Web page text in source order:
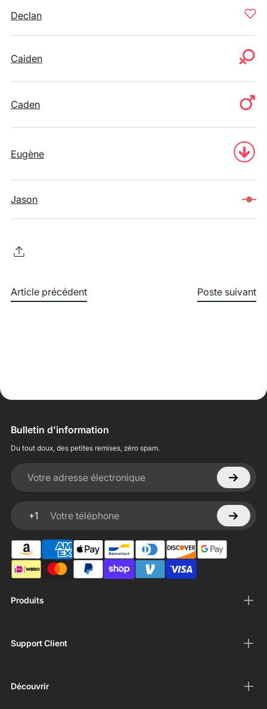
Declan
Caiden
Caden
Eugène
Jason
Article précédent Poste suivant
Produits
Support Client
Découvrir
Bulletin d'information
Du tout doux, des petites remises, zéro spam.
Votre adresse électronique
+1
Votre téléphone